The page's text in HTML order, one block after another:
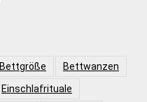
Bettgröße
Bettwanzen
Einschlafrituale